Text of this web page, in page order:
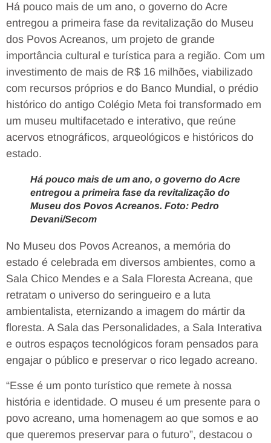
Há pouco mais de um ano, o governo do Acre
entregou a primeira fase da revitalização do Museu
dos Povos Acreanos, um projeto de grande
importância cultural e turística para a região. Com um
investimento de mais de R$ 16 milhões, viabilizado
com recursos próprios e do Banco Mundial, o prédio
histórico do antigo Colégio Meta foi transformado em
um museu multifacetado e interativo, que reúne
acervos etnográficos, arqueológicos e históricos do
estado.
Há pouco mais de um ano, o governo do Acre
entregou a primeira fase da revitalização do
Museu dos Povos Acreanos. Foto: Pedro
Devani/Secom
No Museu dos Povos Acreanos, a memória do
estado é celebrada em diversos ambientes, como a
Sala Chico Mendes e a Sala Floresta Acreana, que
retratam o universo do seringueiro e a luta
ambientalista, eternizando a imagem do mártir da
floresta. A Sala das Personalidades, a Sala Interativa
e outros espaços tecnológicos foram pensados para
engajar o público e preservar o rico legado acreano.
“Esse é um ponto turístico que remete à nossa
história e identidade. O museu é um presente para o
povo acreano, uma homenagem ao que somos e ao
que queremos preservar para o futuro”, destacou o